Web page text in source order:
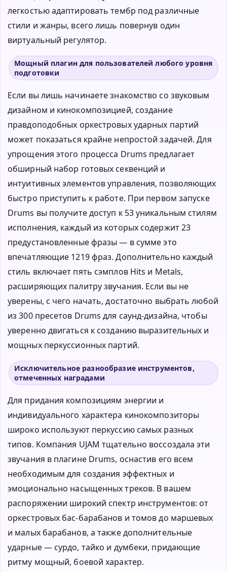
легкостью адаптировать тембр под различные
стили и жанры, всего лишь повернув один
виртуальный регулятор.
Мощный плагин для пользователей любого уровня
подготовки
Если вы лишь начинаете знакомство со звуковым
дизайном и кинокомпозицией, создание
правдоподобных оркестровых ударных партий
может показаться крайне непростой задачей. Для
упрощения этого процесса Drums предлагает
обширный набор готовых секвенций и
интуитивных элементов управления, позволяющих
быстро приступить к работе. При первом запуске
Drums вы получите доступ к 53 уникальным стилям
исполнения, каждый из которых содержит 23
предустановленные фразы — в сумме это
впечатляющие 1219 фраз. Дополнительно каждый
стиль включает пять сэмплов Hits и Metals,
расширяющих палитру звучания. Если вы не
уверены, с чего начать, достаточно выбрать любой
из 300 пресетов Drums для саунд-дизайна, чтобы
уверенно двигаться к созданию выразительных и
мощных перкуссионных партий.
Исключительное разнообразие инструментов,
отмеченных наградами
Для придания композициям энергии и
индивидуального характера кинокомпозиторы
широко используют перкуссию самых разных
типов. Компания UJAM тщательно воссоздала эти
звучания в плагине Drums, оснастив его всем
необходимым для создания эффектных и
эмоционально насыщенных треков. В вашем
распоряжении широкий спектр инструментов: от
оркестровых бас-барабанов и томов до маршевых
и малых барабанов, а также дополнительные
ударные — сурдо, тайко и думбеки, придающие
ритму мощный, боевой характер.